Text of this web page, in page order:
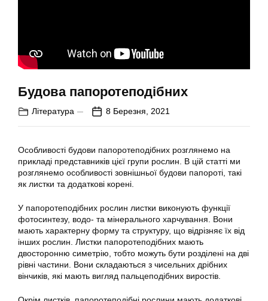
Будова папоротеподібних
Література 8 Березня, 2021
Особливості будови папоротеподібних розглянемо на
прикладі представників цієї групи рослин. В цій статті ми
розглянемо особливості зовнішньої будови папороті, такі
як листки та додаткові корені.
У папоротеподібних рослин листки виконують функції
фотосинтезу, водо- та мінерального харчування. Вони
мають характерну форму та структуру, що відрізняє їх від
інших рослин. Листки папоротеподібних мають
двосторонню симетрію, тобто можуть бути розділені на дві
рівні частини. Вони складаються з чисельних дрібних
вінчиків, які мають вигляд пальцеподібних виростів.